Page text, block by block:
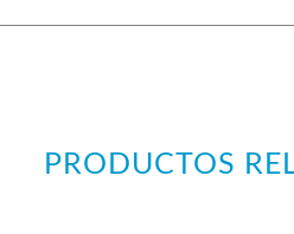
PRODUCTOS